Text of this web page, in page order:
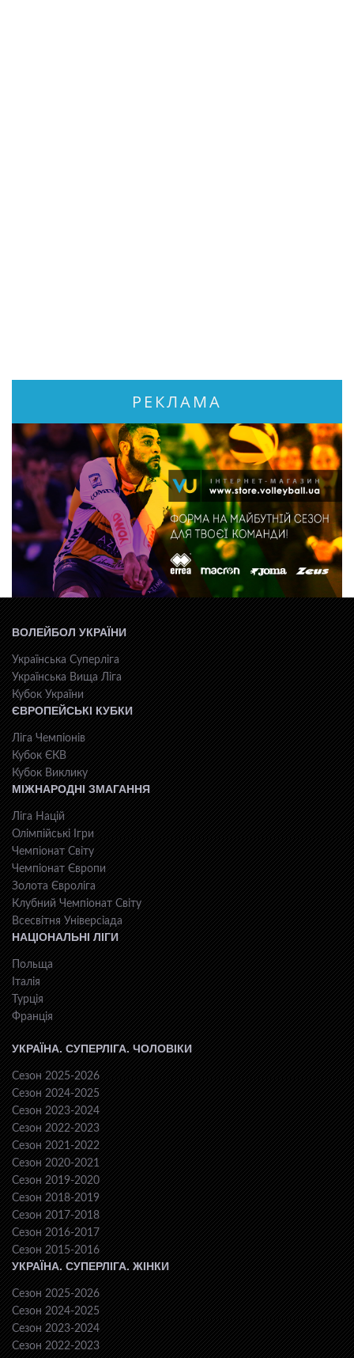
РЕКЛАМА
ВОЛЕЙБОЛ УКРАЇНИ
Українська Суперліга
Українська Вища Ліга
Кубок України
ЄВРОПЕЙСЬКІ КУБКИ
Ліга Чемпіонів
Кубок ЄКВ
Кубок Виклику
МІЖНАРОДНІ ЗМАГАННЯ
Ліга Націй
Олімпійські Ігри
Чемпіонат Світу
Чемпіонат Європи
Золота Євроліга
Клубний Чемпіонат Світу
Всесвiтня Унiверсiaда
НАЦІОНАЛЬНІ ЛІГИ
Польща
Італія
Турція
Франція
УКРАЇНА. СУПЕРЛІГА. ЧОЛОВІКИ
Сезон 2025-2026
Сезон 2024-2025
Сезон 2023-2024
Сезон 2022-2023
Сезон 2021-2022
Сезон 2020-2021
Сезон 2019-2020
Сезон 2018-2019
Сезон 2017-2018
Сезон 2016-2017
Сезон 2015-2016
УКРАЇНА. СУПЕРЛІГА. ЖІНКИ
Сезон 2025-2026
Сезон 2024-2025
Сезон 2023-2024
Сезон 2022-2023